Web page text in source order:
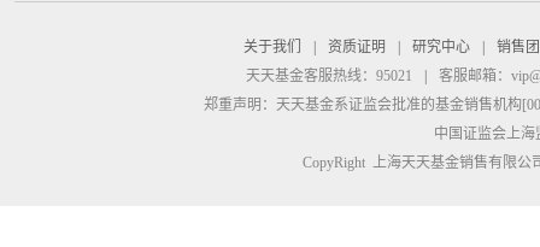
关于我们 资质证明 研究中心
销售
天天基金客服热线：95021
客服邮箱：
郑重声明： 天天基金系证监会批准的基金销售机构
中国证监会上
CopyRight 上海天天基金销售有限